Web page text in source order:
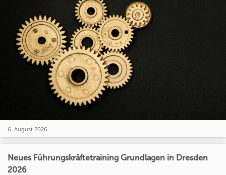
6. August 2026
Neues Führungskräftetraining Grundlagen in Dresden
2026